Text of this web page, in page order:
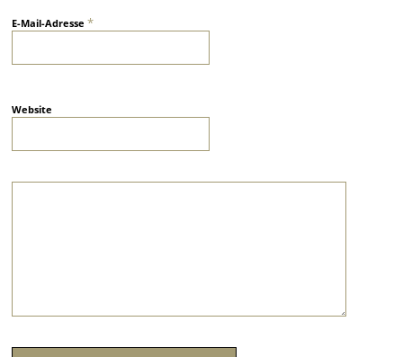
E-Mail-Adresse*
Website